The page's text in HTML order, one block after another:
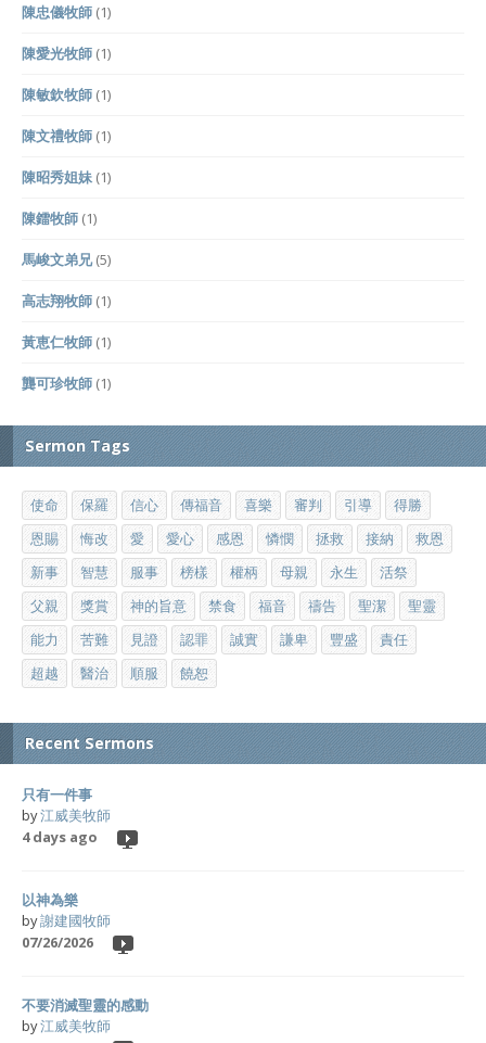
陳忠儀牧師 (1)
陳愛光牧師 (1)
陳敏欽牧師 (1)
陳文禮牧師 (1)
陳昭秀姐妹 (1)
陳鐳牧師 (1)
馬峻文弟兄(5)
高志翔牧師 (1)
黃恵仁牧師 (1)
龔可珍牧師 (1)
Sermon Tags
使命 保羅 信心 傳福音 喜樂 審判 引導
得勝
恩賜
悔改 愛 愛心 感恩 憐憫 拯救 接納
救恩
新事
智慧 服事 榜樣 權柄 母親 永生
活祭
父親
獎賞 神的旨意 禁食 福音 禱告 聖潔
聖靈
能力
苦難 見證 認罪 誠實 謙卑 豐盛
責任
超越
醫治 順服 饒恕
Recent Sermons
只有一件事
by江威美牧師
4 days ago
以神為樂
by謝建國牧師
07/26/2026
不要消滅聖靈的感動
by江威美牧師